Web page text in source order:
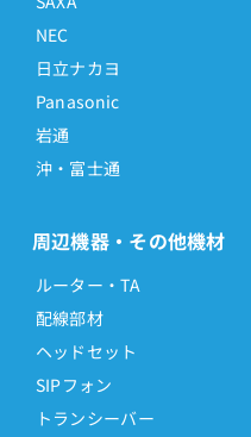
NEC
日立ナカヨ
Panasonic
岩通
沖・富士通
周辺機器・その他機材
ルーター・TA
配線部材
ヘッドセット
SIPフォン
トランシーバー